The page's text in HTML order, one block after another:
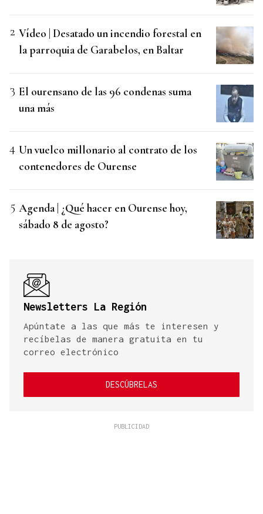
Vídeo | Desatado un incendio forestal en
la parroquia de Garabelos, en Baltar
El ourensano de las 96 condenas suma
una más
Un vuelco millonario al contrato de los
contenedores de Ourense
Agenda | ¿Qué hacer en Ourense hoy,
sábado 8 de agosto?
Newsletters La Región
Apúntate a las que más te interesen y
recíbelas de manera gratuita en tu
correo electrónico
DESCÚBRELAS